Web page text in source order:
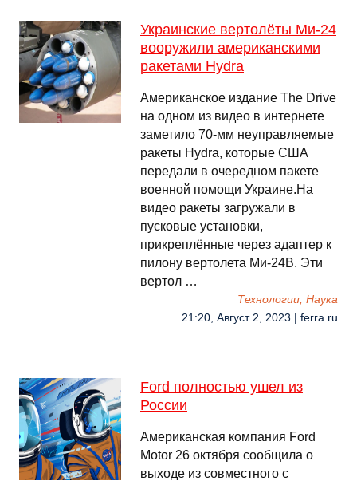
Украинские вертолёты Ми-24
вооружили американскими
ракетами Hydra
Американское издание The Drive
на одном из видео в интернете
заметило 70-мм неуправляемые
ракеты Hydra, которые США
передали в очередном пакете
военной помощи Украине.На
видео ракеты загружали в
пусковые установки,
прикреплённые через адаптер к
пилону вертолета Ми-24В. Эти
вертол …
Технологии, Наука
21:20, Август 2, 2023 | ferra.ru
Ford полностью ушел из
России
Американская компания Ford
Motor 26 октября сообщила о
выходе из совместного с